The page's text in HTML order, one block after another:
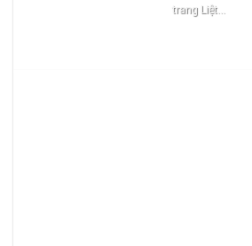
trang Liệt...